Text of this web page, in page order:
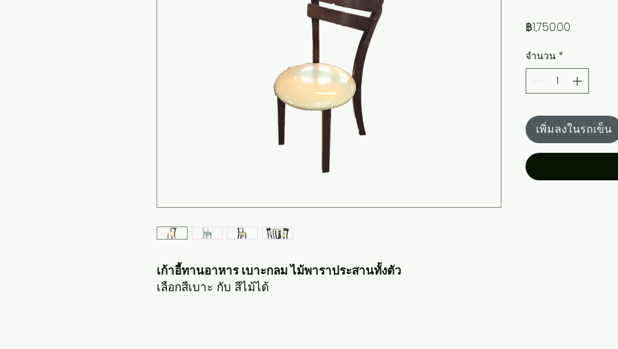
เก้าอี้ทานอาหาร เบาะกลม ไม้พาราประสานทั้งตัว
เลือกสีเบาะ กับ สีไม้ได้
฿1,750.00
จำนวน *
เพิ่มลงในรถเข็น